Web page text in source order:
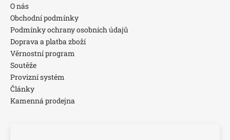
O nás
Obchodní podmínky
Podmínky ochrany osobních údajů
Doprava a platba zboží
Věrnostní program
Soutěže
Provizní systém
Články
Kamenná prodejna